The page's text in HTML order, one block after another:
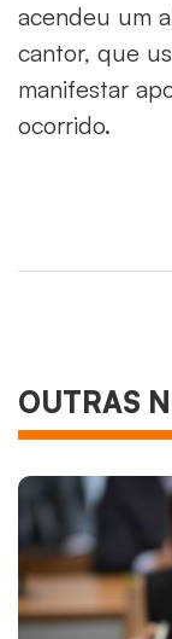
acendeu um
cantor, que
manifestar
ocorrido.
OUTRAS